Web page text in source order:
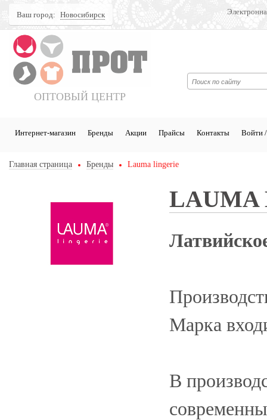
Ваш город: Новосибирск
ОПТОВЫЙ ЦЕНТР
Интернет-магазин Бренды Акции Прайсы Контакты Войти /
Главная страница Бренды Lauma lingerie
LAUMA
Марка
В